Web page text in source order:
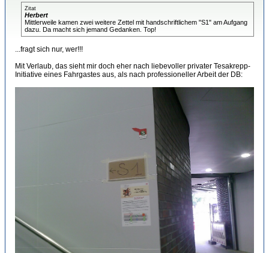
Zitat
Herbert
Mittlerweile kamen zwei weitere Zettel mit handschriftlichem "S1" am Aufgang
dazu. Da macht sich jemand Gedanken. Top!
...fragt sich nur, wer!!!
Mit Verlaub, das sieht mir doch eher nach liebevoller privater Tesakrepp-
Initiative eines Fahrgastes aus, als nach professioneller Arbeit der DB: